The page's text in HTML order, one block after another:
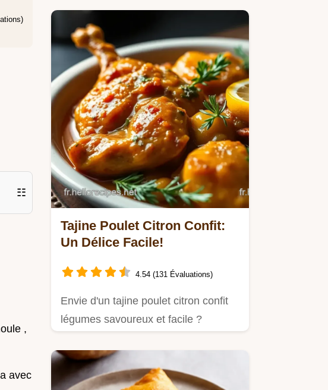
☷
,
avec
Tajine Poulet Citron Confit:
Un Délice Facile!
4.54 (131 Évaluations)
Envie d'un tajine poulet citron confit
légumes savoureux et facile ?